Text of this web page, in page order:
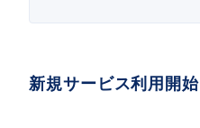
新規サービス利用開始